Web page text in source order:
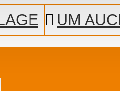
UM